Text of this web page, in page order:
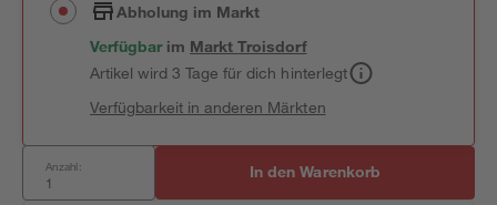
Abholung im Markt
Verfügbar im MarktTroisdorf
Artikel wird 3 Tage für dich hinterlegt
Verfügbarkeit in anderen Märkten
Anzahl: In den Warenkorb